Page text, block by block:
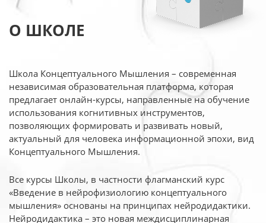
О ШКОЛЕ
Школа Концептуального Мышления – современная
независимая образовательная платформа, которая
предлагает онлайн-курсы, направленные на обучение
использования когнитивных инструментов,
позволяющих формировать и развивать новый,
актуальный для человека информационной эпохи, вид
Концептуального Мышления.
Все курсы Школы, в частности флагманский курс
«Введение в нейрофизиологию концептуального
мышления» основаны на принципах нейродидактики.
Нейродидактика – это новая междисциплинарная